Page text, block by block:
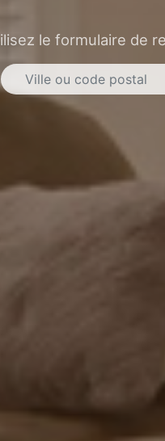
le formulaire de